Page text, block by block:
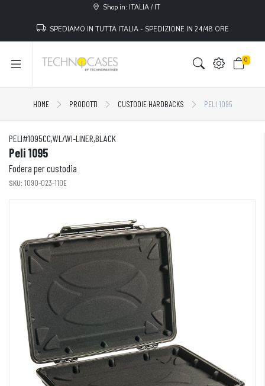
Shop in: ITALIA / IT
SPEDIAMO IN TUTTA ITALIA - SPEDIZIONE IN 24/48 ORE
0
HOME PRODOTTI CUSTODIE HARDBACKS PELI 1095
PELI#1095CC,WL/WI-LINER,BLACK
Peli 1095
Fodera per custodia
SKU: 1090-023-110E